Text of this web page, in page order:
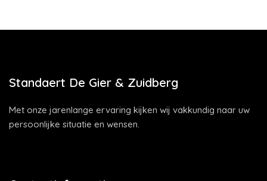
Standaert De Gier & Zuidberg
Met onze jarenlange ervaring kijken wij vakkundig naar uw
persoonlijke situatie en wensen.